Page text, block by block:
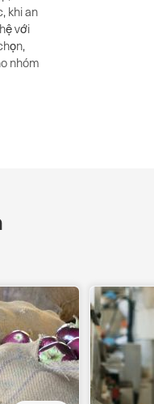
khi an
với
nhóm